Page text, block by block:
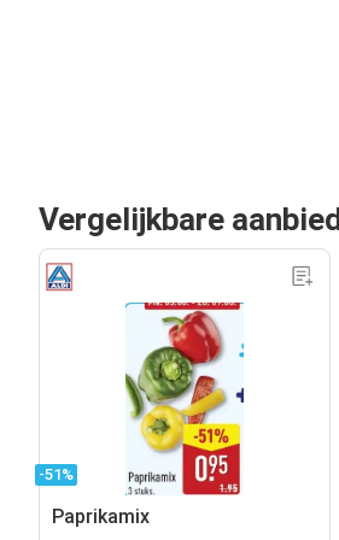
Vergelijkbare
-51%
Paprikamix